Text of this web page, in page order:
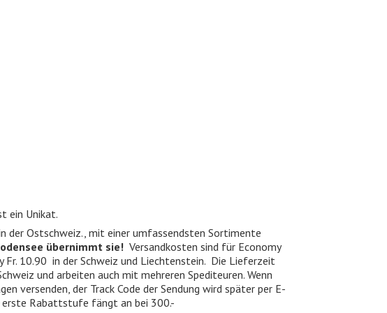
ein Unikat.
der Ostschweiz., mit einer umfassendsten Sortimente
übernimmt sie! Versandkosten sind für Economy
Fr. 10.90 in der Schweiz und Liechtenstein. Die Lieferzeit
und arbeiten auch mit mehreren Spediteuren. Wenn
versenden, der Track Code der Sendung wird später per E-
erste Rabattstufe fängt an bei 300.-